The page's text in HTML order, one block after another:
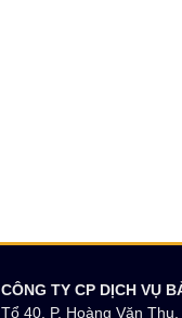
CÔNG TY CP DỊCH VỤ
Tổ 40, P. Hoàng Văn